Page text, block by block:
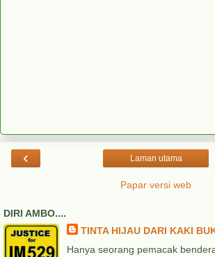
‹ Laman utama
Papar versi web
DIRI AMBO....
TINTA HIJAU DARI KAKI
Hanya seorang pemacak